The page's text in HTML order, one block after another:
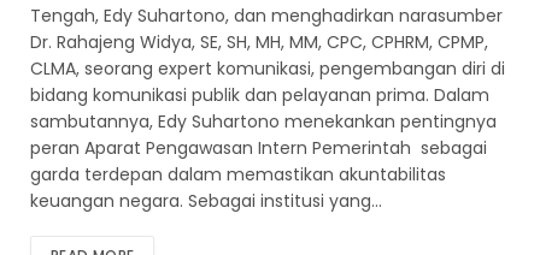
Tengah, Edy Suhartono, dan menghadirkan narasumber
Dr. Rahajeng Widya, SE, SH, MH, MM, CPC, CPHRM, CPMP,
CLMA, seorang expert komunikasi, pengembangan diri di
bidang komunikasi publik dan pelayanan prima. Dalam
sambutannya, Edy Suhartono menekankan pentingnya
peran Aparat Pengawasan Intern Pemerintah sebagai
garda terdepan dalam memastikan akuntabilitas
keuangan negara. Sebagai institusi yang…